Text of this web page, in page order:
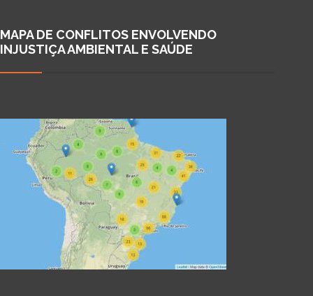
MAPA DE CONFLITOS ENVOLVENDO
INJUSTIÇA AMBIENTAL E SAÚDE